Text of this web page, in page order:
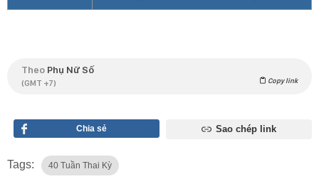
Theo Phụ Nữ Số
(GMT +7) Copy link
Chia sẻ Sao chép link
Tags: 40 Tuần Thai Kỳ